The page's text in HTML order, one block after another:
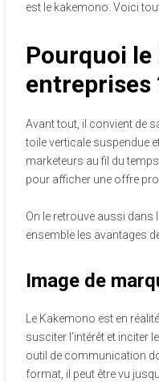
est le kakemono. Voici
Pourquoi
entreprises
Avant tout, il convient de
toile verticale suspendue
marketeurs au fil du
pour afficher une offre
On le retrouve aussi
ensemble les avantages
Image de
Le Kakemono est en
susciter l’intérêt et inciter
outil de communication
format, il peut être vu